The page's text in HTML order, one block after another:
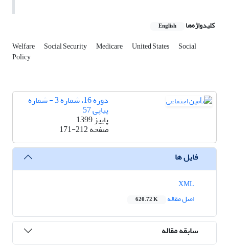
کلیدواژه‌ها English
Welfare Social Security Medicare United States Social
Policy
دوره 16، شماره 3 - شماره
پیاپی 57
پاییز 1399
صفحه171-212
فایل ها
اصل مقاله
620.72 K
سابقه مقاله